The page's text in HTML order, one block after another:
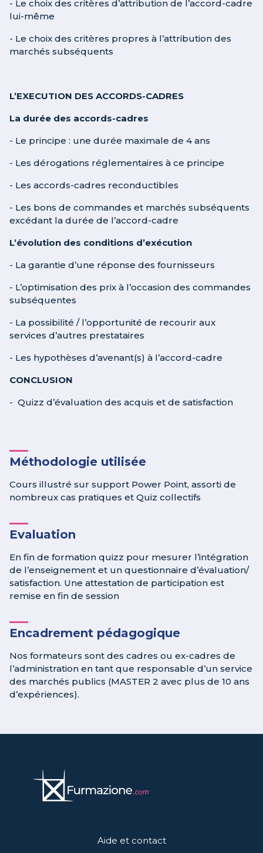
- Le choix des critères d’attribution de l’accord-cadre
lui-même
- Le choix des critères propres à l’attribution des
marchés subséquents
L’EXECUTION DES ACCORDS-CADRES
La durée des accords-cadres
- Le principe : une durée maximale de 4 ans
- Les dérogations réglementaires à ce principe
- Les accords-cadres reconductibles
- Les bons de commandes et marchés subséquents
excédant la durée de l’accord-cadre
L’évolution des conditions d’exécution
- La garantie d’une réponse des fournisseurs
- L’optimisation des prix à l’occasion des commandes
subséquentes
- La possibilité / l’opportunité de recourir aux
services d’autres prestataires
- Les hypothèses d’avenant(s) à l’accord-cadre
CONCLUSION
- Quizz d’évaluation des acquis et de satisfaction
Méthodologie utilisée
Cours illustré sur support Power Point, assorti de
nombreux cas pratiques et Quiz collectifs
Evaluation
En fin de formation quizz pour mesurer l’intégration
de l’enseignement et un questionnaire d’évaluation/
satisfaction. Une attestation de participation est
remise en fin de session
Encadrement pédagogique
Nos formateurs sont des cadres ou ex-cadres de
l’administration en tant que responsable d’un service
des marchés publics (MASTER 2 avec plus de 10 ans
d’expériences).
Aide et contact